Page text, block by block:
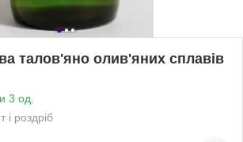
талов'яно олив'яних сплавів
3 од.
і роздріб